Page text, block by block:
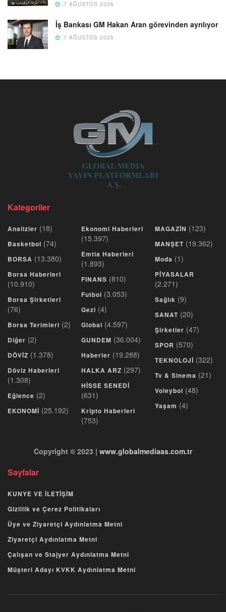
7 AĞUSTOS 2026
İş Bankası GM Hakan Aran görevinden ayrılıyor
7 AĞUSTOS 2026
Kategoriler
Analizler (18)
Basketbol (74)
BORSA (13.380)
Borsa Haberleri
(10.910)
Borsa Şirketleri
(76)
Borsa Terimleri (2)
Diğer (2)
DÖVİZ (1.378)
Döviz Haberleri
(1.308)
Eğlence (2)
EKONOMİ (25.192)
Ekonomi Haberleri
(15.397)
Emtia Haberleri
(1.893)
FINANS (810)
Futbol (3.053)
Gezi (4)
Global (4.597)
GUNDEM (36.004)
Haberler (19.288)
HALKA ARZ (297)
HİSSE SENEDİ
(631)
Kripto Haberleri
(753)
MAGAZİN (123)
MANŞET (19.362)
Moda (1)
PİYASALAR
(2.271)
Sağlık (9)
SANAT (20)
Şirketler (47)
SPOR (570)
TEKNOLOJİ (322)
Tv & Sinema (21)
Voleybol (48)
Yaşam (4)
Copyright © 2023 | www.globalmediaas.com.tr
Sayfalar
KUNYE VE İLETİŞİM
Gizlilik ve Çerez Politikaları
Üye ve Ziyaretçi Aydınlatma Metni
Ziyaretçi Aydınlatma Metni
Çalışan ve Stajyer Aydınlatma Metni
Müşteri Adayı KVKK Aydınlatma Metni